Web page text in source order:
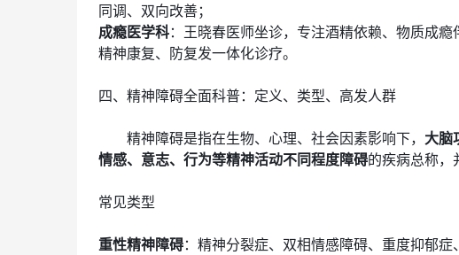
同调、双向改善；
成瘾医学科：王晓春医师坐诊，专注酒精依赖、物质成瘾
精神康复、防复发一体化诊疗。
四、精神障碍全面科普：定义、类型、高发人群
精神障碍是指在生物、心理、社会因素影响下， 大脑
情感、意志、行为等精神活动不同程度障碍的疾病总称，
常见类型
重性精神障碍：精神分裂症、双相情感障碍、重度抑郁